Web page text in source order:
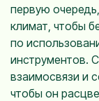
первую
климат, чтобы
по
инструментов.
взаимосвязи и
чтобы он